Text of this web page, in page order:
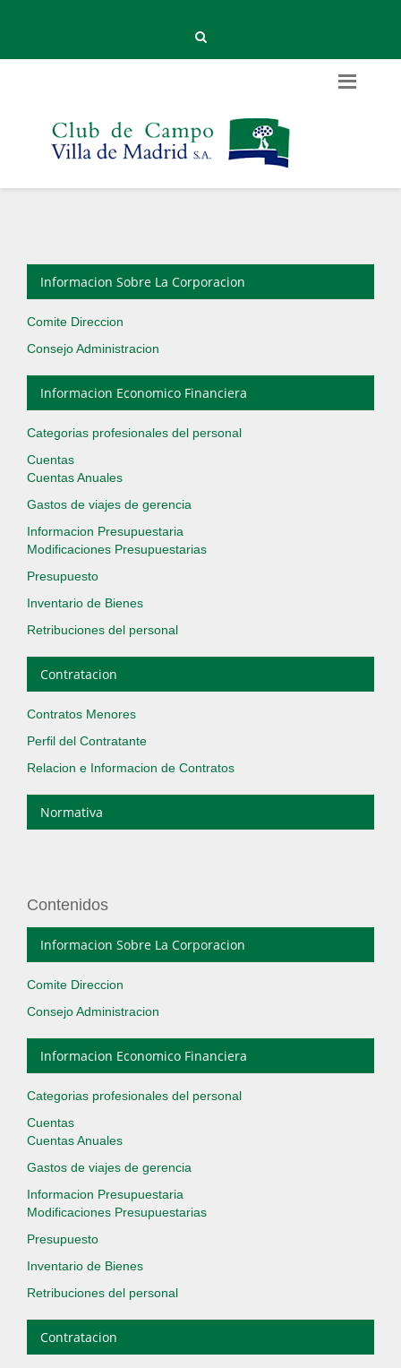
Informacion Sobre La Corporacion
Comite Direccion
Consejo Administracion
Informacion Economico Financiera
Categorias profesionales del personal
Cuentas
Cuentas Anuales
Gastos de viajes de gerencia
Informacion Presupuestaria
Modificaciones Presupuestarias
Presupuesto
Inventario de Bienes
Retribuciones del personal
Contratacion
Contratos Menores
Perfil del Contratante
Relacion e Informacion de Contratos
Normativa
Contenidos
Informacion Sobre La Corporacion
Comite Direccion
Consejo Administracion
Informacion Economico Financiera
Categorias profesionales del personal
Cuentas
Cuentas Anuales
Gastos de viajes de gerencia
Informacion Presupuestaria
Modificaciones Presupuestarias
Presupuesto
Inventario de Bienes
Retribuciones del personal
Contratacion